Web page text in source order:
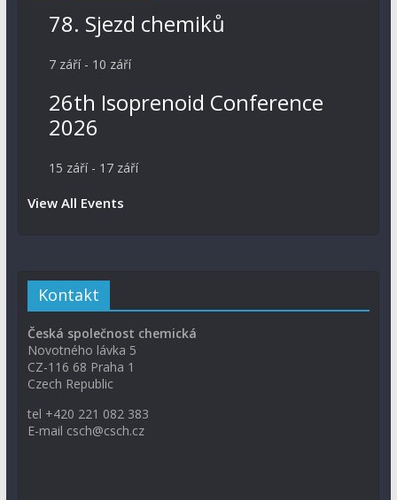
78. Sjezd chemiků
7 září- 10 září
26th Isoprenoid Conference
2026
15 září- 17 září
View All Events
Kontakt
Česká společnost chemická
Novotného lávka 5
CZ-116 68 Praha 1
Czech Republic
tel +420 221 082 383
E-mail csch@csch.cz